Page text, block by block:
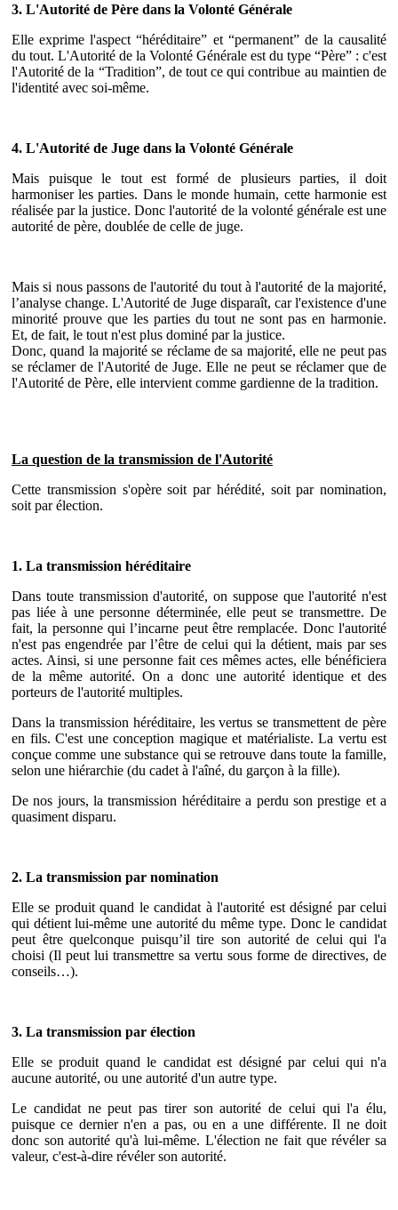
3. L'Autorité de Père dans la Volonté Générale
Elle exprime l'aspect “héréditaire” et “permanent” de la causalité
du tout. L'Autorité de la Volonté Générale est du type “Père” : c'est
l'Autorité de la “Tradition”, de tout ce qui contribue au maintien de
l'identité avec soi-même.
4. L'Autorité de Juge dans la Volonté Générale
Mais puisque le tout est formé de plusieurs parties, il doit
harmoniser les parties. Dans le monde humain, cette harmonie est
réalisée par la justice. Donc l'autorité de la volonté générale est une
autorité de père, doublée de celle de juge.
Mais si nous passons de l'autorité du tout à l'autorité de la majorité,
l’analyse change. L'Autorité de Juge disparaît, car l'existence d'une
minorité prouve que les parties du tout ne sont pas en harmonie.
Et, de fait, le tout n'est plus dominé par la justice.
Donc, quand la majorité se réclame de sa majorité, elle ne peut pas
se réclamer de l'Autorité de Juge. Elle ne peut se réclamer que de
l'Autorité de Père, elle intervient comme gardienne de la tradition.
La question de la transmission de l'Autorité
Cette transmission s'opère soit par hérédité, soit par nomination,
soit par élection.
1. La transmission héréditaire
Dans toute transmission d'autorité, on suppose que l'autorité n'est
pas liée à une personne déterminée, elle peut se transmettre. De
fait, la personne qui l’incarne peut être remplacée. Donc l'autorité
n'est pas engendrée par l’être de celui qui la détient, mais par ses
actes. Ainsi, si une personne fait ces mêmes actes, elle bénéficiera
de la même autorité. On a donc une autorité identique et des
porteurs de l'autorité multiples.
Dans la transmission héréditaire, les vertus se transmettent de père
en fils. C'est une conception magique et matérialiste. La vertu est
conçue comme une substance qui se retrouve dans toute la famille,
selon une hiérarchie (du cadet à l'aîné, du garçon à la fille).
De nos jours, la transmission héréditaire a perdu son prestige et a
quasiment disparu.
2. La transmission par nomination
Elle se produit quand le candidat à l'autorité est désigné par celui
qui détient lui-même une autorité du même type. Donc le candidat
peut être quelconque puisqu’il tire son autorité de celui qui l'a
choisi (Il peut lui transmettre sa vertu sous forme de directives, de
conseils…).
3. La transmission par élection
Elle se produit quand le candidat est désigné par celui qui n'a
aucune autorité, ou une autorité d'un autre type.
Le candidat ne peut pas tirer son autorité de celui qui l'a élu,
puisque ce dernier n'en a pas, ou en a une différente. Il ne doit
donc son autorité qu'à lui-même. L'élection ne fait que révéler sa
valeur, c'est-à-dire révéler son autorité.